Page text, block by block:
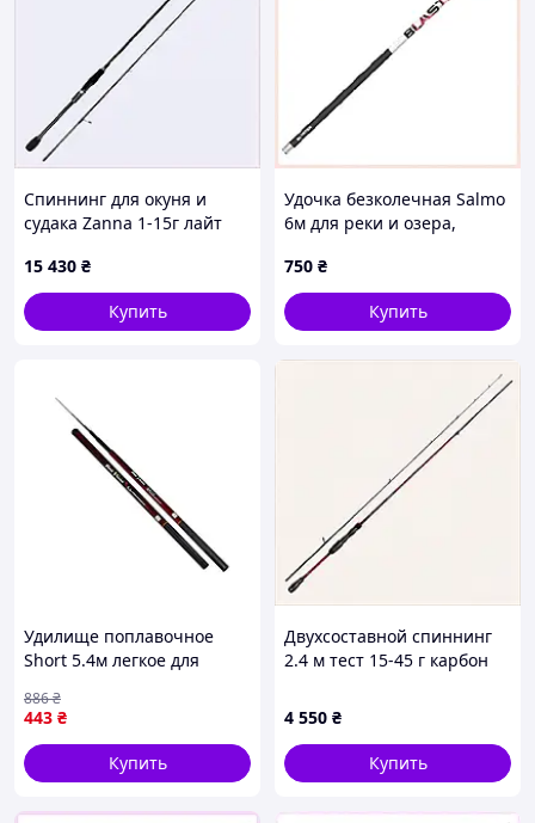
Спиннинг для окуня и
судака Zanna 1-15г лайт
15 430 ₴
Купить
Удочка безколечная Salmo
6м для реки и озера,
750 ₴
Купить
Удилище поплавочное
Short 5.4м легкое для
соединением 63см SF24105
443 ₴
886₴
Купить
Двухсоставной спиннинг
2.4 м тест 15-45 г карбон
4 550 ₴
Купить